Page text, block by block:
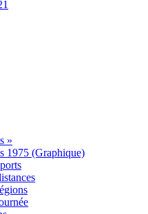
»
1975 (Graphique)